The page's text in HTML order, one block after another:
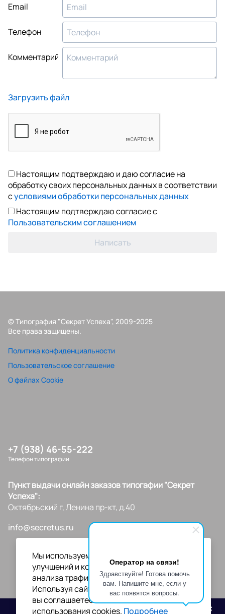
Оператор на связи!
Здравствуйте! Готова помочь
вам. Напишите мне, если у
вас появятся вопросы.
Email
Телефон
Комментарий
Загрузить файл
Настоящим подтверждаю и даю согласие на
обработку своих персональных данных в соответствии
сусловиями обработки персональных данных
Настоящим подтверждаю согласие с
Пользовательским соглашением
Написать
© Типография "Секрет Успеха", 2009-2025
Все права защищены.
Политика конфиденциальности
Пользовательское соглашение
О файлах Cookie
+7 (938) 46-55-222
Телефон типографии
Пункт выдачи онлайн заказов типогафии "Секрет
Успеха":
Октябрьский г, Ленина пр-кт, д.40
info@secretus.ru
Мы используем файлы cookies для
улучшений и корректной работы сайта,
анализа трафика и персонализации.
Используя сайт или кликая на "Я согласен",
вы соглашаетесь с нашей политикой
использования cookies. Подробнее
Разработано